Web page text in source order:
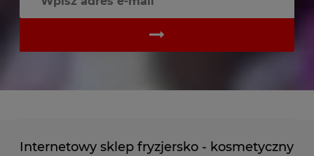
Internetowy sklep fryzjersko - kosmetyczny